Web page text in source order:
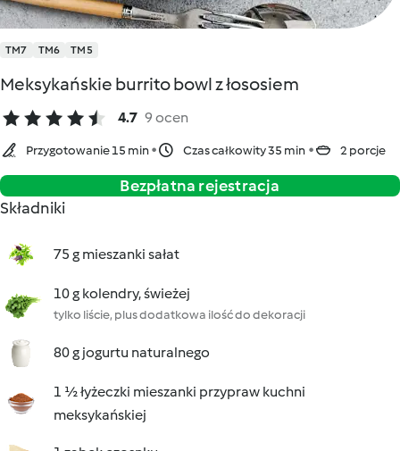
TM7 TM6 TM5
Meksykańskie burrito bowl z łososiem
4.7 9 ocen
Przygotowanie 15 min Czas całkowity 35 min 2 porcje
Bezpłatna rejestracja
Składniki
75 g mieszanki sałat
10 g kolendry, świeżej
tylko liście, plus dodatkowa ilość do dekoracji
80 g jogurtu naturalnego
1 ½ łyżeczki mieszanki przypraw kuchni
meksykańskiej